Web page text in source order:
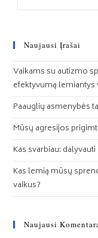
Naujausi Įrašai
Vaikams su autizmo
efektyvumą lemiantys
Paauglių asmenybės
Mūsų agresijos
Kas svarbiau:
Kas lemią mūsų
vaikus?
Naujausi